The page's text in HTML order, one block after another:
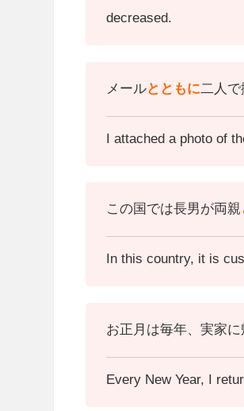
decreased.
メールとともに二人で
I attached a photo of
この国では長男が両親
In this country, it is
お正月は毎年、実家
Every New Year, I